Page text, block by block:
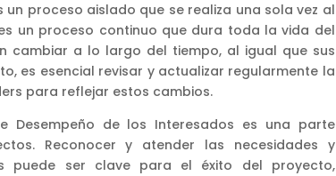
un proceso aislado que se realiza una sola vez al
un proceso continuo que dura toda la vida del
cambiar a lo largo del tiempo, al igual que sus
es esencial revisar y actualizar regularmente la
para reflejar estos cambios.
Desempeño de los Interesados es una parte
Reconocer y atender las necesidades y
puede ser clave para el éxito del proyecto,